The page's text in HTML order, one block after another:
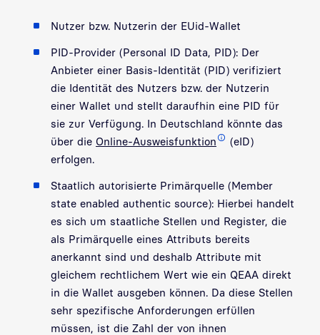
Nutzer bzw. Nutzerin der EUid-Wallet
PID-Provider (Personal ID Data, PID): Der
Anbieter einer Basis-Identität (PID) verifiziert
die Identität des Nutzers bzw. der Nutzerin
einer Wallet und stellt daraufhin eine PID für
sie zur Verfügung. In Deutschland könnte das
über die Online-Ausweisfunktion
(eID)
erfolgen.
Staatlich autorisierte Primärquelle (Member
state enabled authentic source): Hierbei handelt
es sich um staatliche Stellen und Register, die
als Primärquelle eines Attributs bereits
anerkannt sind und deshalb Attribute mit
gleichem rechtlichem Wert wie ein QEAA direkt
in die Wallet ausgeben können. Da diese Stellen
sehr spezifische Anforderungen erfüllen
müssen, ist die Zahl der von ihnen